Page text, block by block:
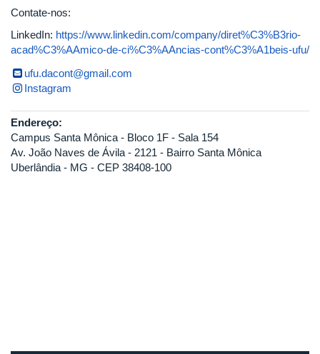
Contate-nos:
LinkedIn: https://www.linkedin.com/company/diret%C3%B3rio-
acad%C3%AAmico-de-ci%C3%AAncias-cont%C3%A1beis-ufu/
ufu.dacont@gmail.com
Instagram
Endereço:
Campus Santa Mônica - Bloco 1F - Sala 154
Av. João Naves de Ávila - 2121 - Bairro Santa Mônica
Uberlândia - MG - CEP 38408-100